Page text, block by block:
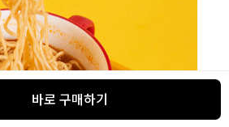
바로 구매하기